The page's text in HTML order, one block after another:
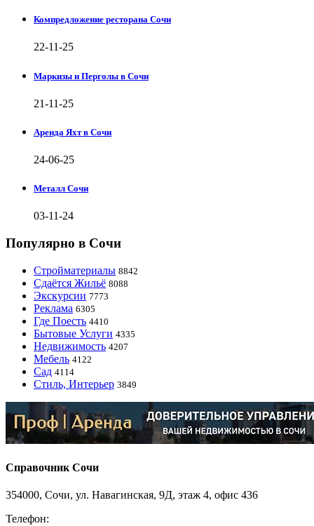
Компредложение ресторана Сочи
22-11-25
Маркизы и Перголы в Сочи
21-11-25
Аренда Яхт в Сочи
24-06-25
Металл Сочи
03-11-24
Популярно в Сочи
Стройматериалы 8842
Сдаётся Жильё 8088
Экскурсии 7773
Реклама 6305
Где Поесть 4410
Бытовые Услуги 4335
Недвижимость 4207
Мебель 4122
Сад 4114
Стиль, Интерьер 3849
Справочник Сочи
354000, Сочи, ул. Навагинская, 9Д, этаж 4, офис 436
Телефон: